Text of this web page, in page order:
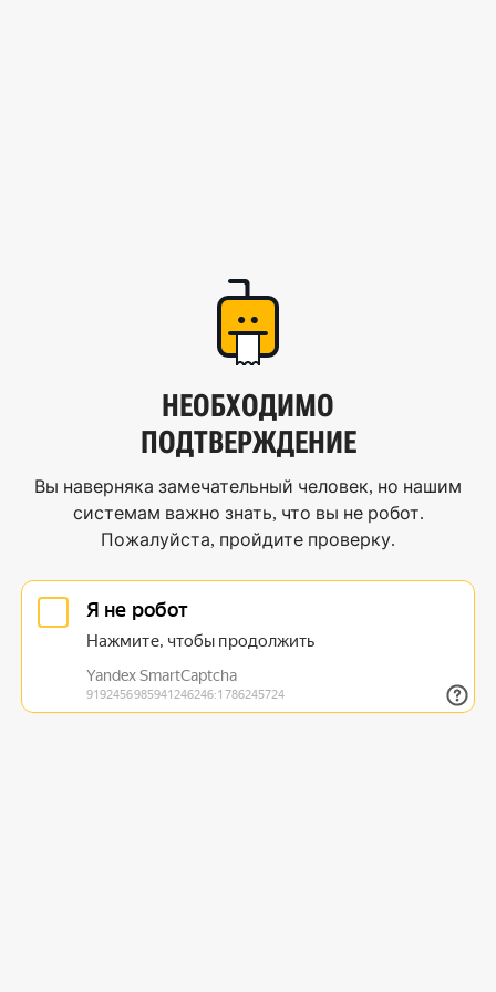
НЕОБХОДИМО
ПОДТВЕРЖДЕНИЕ
Вы наверняка замечательный человек, но нашим
системам важно знать, что вы не робот.
Пожалуйста, пройдите проверку.